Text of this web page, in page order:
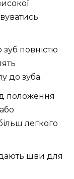
зуб повністю
до зуба.
положення
легкого
шви для